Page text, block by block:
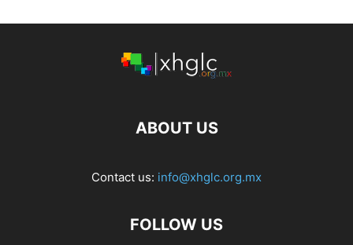
ABOUT US
Contact us: info@xhglc.org.mx
FOLLOW US